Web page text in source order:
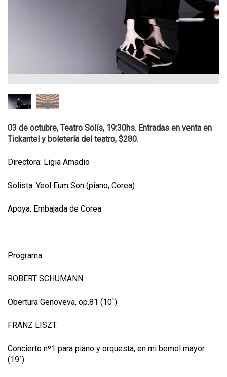
03 de octubre, Teatro Solís, 19:30hs. Entradas en venta en
Tickantel y boletería del teatro, $280.
Directora: Ligia Amadio
Solista: Yeol Eum Son (piano, Corea)
Apoya: Embajada de Corea
Programa:
ROBERT SCHUMANN
Obertura Genoveva, op.81 (10`)
FRANZ LISZT
Concierto nº1 para piano y orquesta, en mi bemol mayor
(19`)